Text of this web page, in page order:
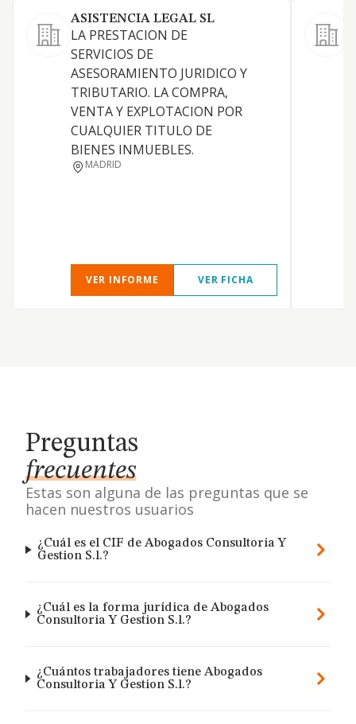
ASISTENCIA LEGAL SL
LA PRESTACION DE
SERVICIOS DE
ASESORAMIENTO JURIDICO Y
TRIBUTARIO. LA COMPRA,
VENTA Y EXPLOTACION POR
CUALQUIER TITULO DE
BIENES INMUEBLES.
MADRID
VER INFORME VER FICHA
Preguntas
frecuentes
Estas son alguna de las preguntas que se
hacen nuestros usuarios
¿Cuál es el CIF de Abogados Consultoria Y
Gestion S.l.?
¿Cuál es la forma jurídica de Abogados
Consultoria Y Gestion S.l.?
¿Cuántos trabajadores tiene Abogados
Consultoria Y Gestion S.l.?